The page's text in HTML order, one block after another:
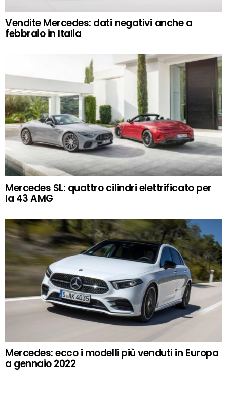
Vendite Mercedes: dati negativi anche a
febbraio in Italia
Mercedes SL: quattro cilindri elettrificato per
la 43 AMG
Mercedes: ecco i modelli più venduti in Europa
a gennaio 2022